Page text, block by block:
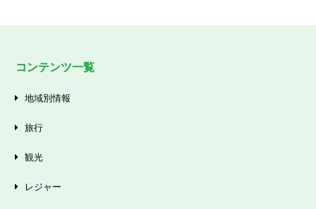
コンテンツ一覧
地域別情報
旅行
観光
レジャー